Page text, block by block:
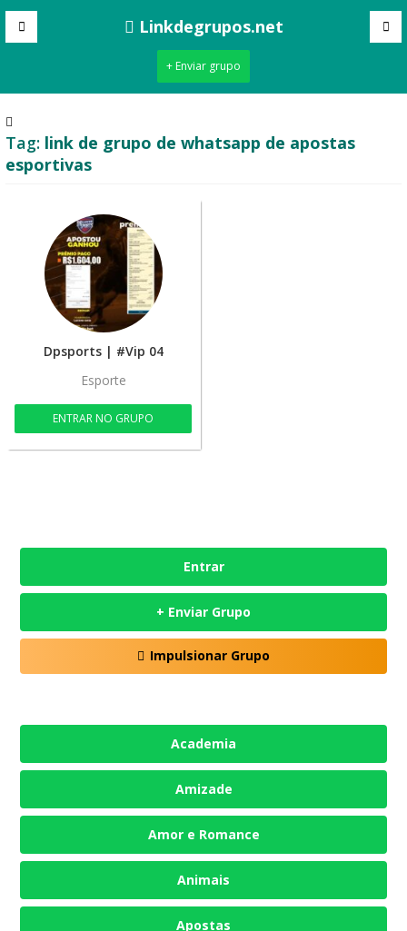
Linkdegrupos.net
+ Enviar grupo
Tag: link de grupo de whatsapp de apostas
esportivas
Dpsports | #Vip 04
Esporte
ENTRAR NO GRUPO
Entrar
+ Enviar Grupo
Impulsionar Grupo
Academia
Amizade
Amor e Romance
Animais
Apostas